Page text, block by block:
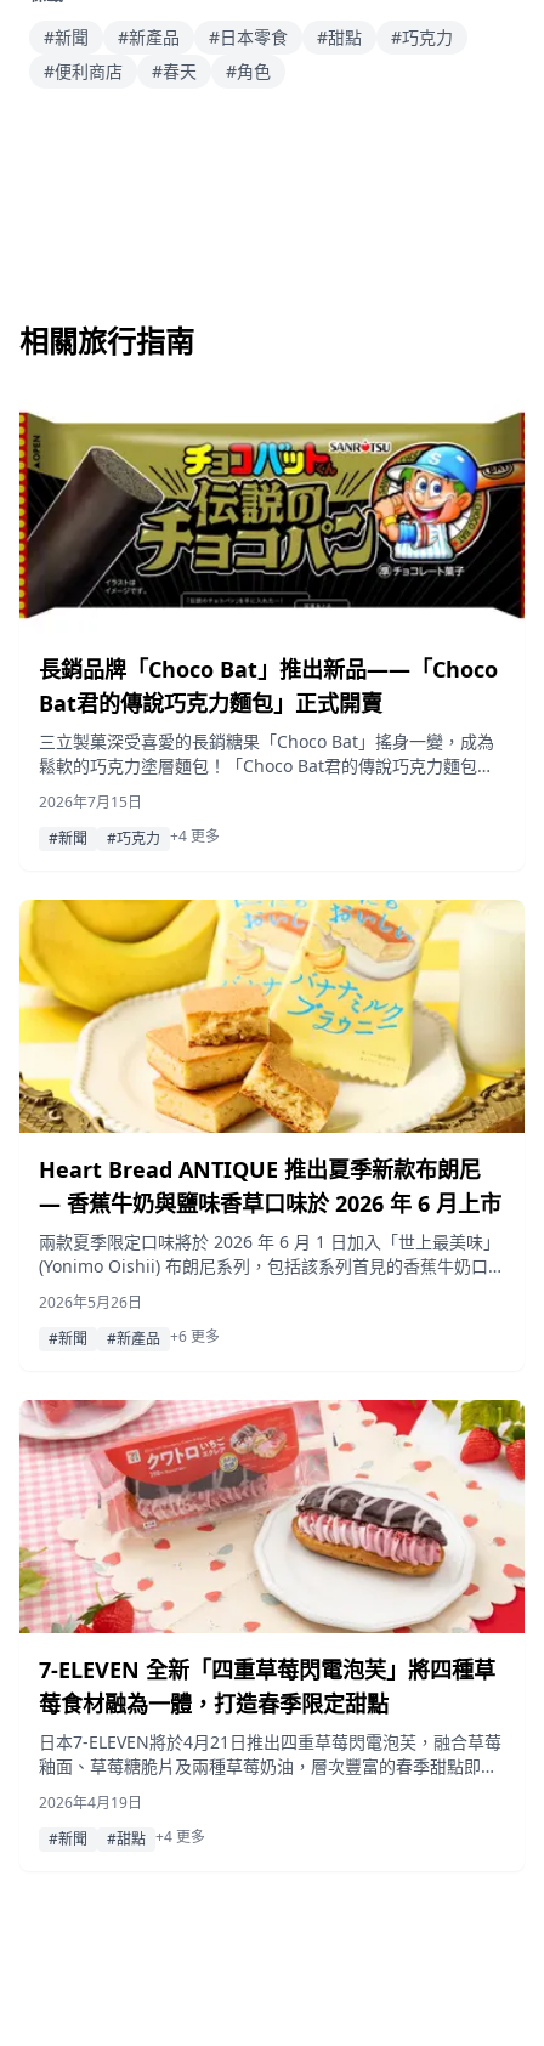
#新聞
#新產品 #日本零食 #甜點
#巧克力
#便利商店
#春天 #角色
相關旅行指南
長銷品牌「Choco Bat」推出新品——「Choco
Bat君的傳說巧克力麵包」正式開賣
三立製菓深受喜愛的長銷糖果「Choco Bat」搖身一變，成為
鬆軟的巧克力塗層麵包！「Choco Bat君的傳說巧克力麵包」
將於 2026 年 6 月起在全日本 7-Eleven 陸續上市。
2026年7月15日
#新聞
#巧克力 +4 更多
Heart Bread ANTIQUE 推出夏季新款布朗尼
— 香蕉牛奶與鹽味香草口味於 2026 年 6 月上市
兩款夏季限定口味將於 2026 年 6 月 1 日加入「世上最美味」
(Yonimo Oishii) 布朗尼系列，包括該系列首見的香蕉牛奶口
味，以及粉絲敲碗回歸的鹽味香草口味。
2026年5月26日
#新聞
#新產品 +6 更多
7-ELEVEN 全新「四重草莓閃電泡芙」將四種草
莓食材融為一體，打造春季限定甜點
日本7-ELEVEN將於4月21日推出四重草莓閃電泡芙，融合草莓
釉面、草莓糖脆片及兩種草莓奶油，層次豐富的春季甜點即將
在全國各店鋪同步上架。
2026年4月19日
#新聞
#甜點 +4 更多